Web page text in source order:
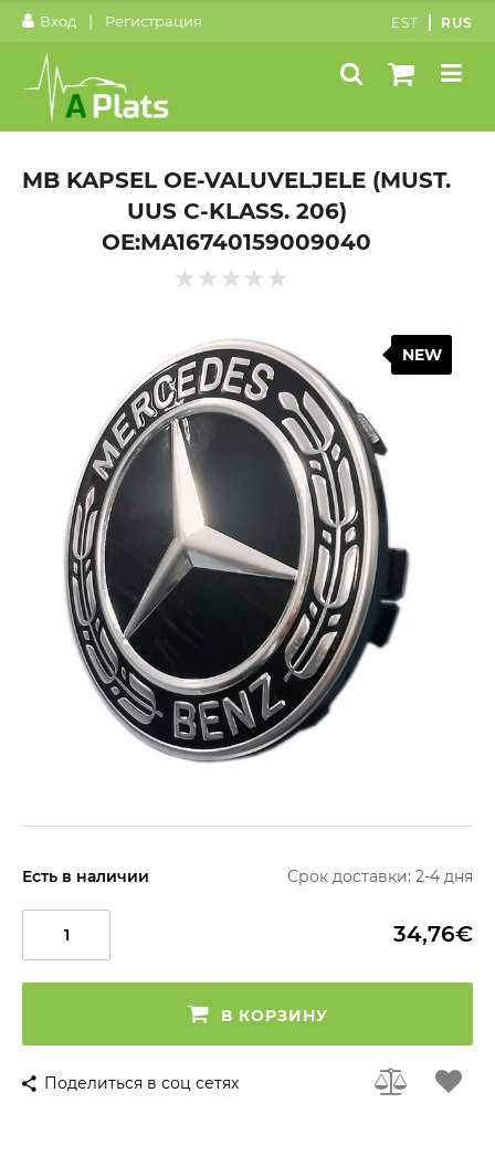
Вход | Регистрация EST RUS
MB KAPSEL OE-VALUVELJELE (MUST.
UUS C-KLASS. 206)
OE:MA16740159009040
NEW
Есть в наличии Срок доставки: 2-4 дня
34,76€
В КОРЗИНУ
Поделиться в соц сетях